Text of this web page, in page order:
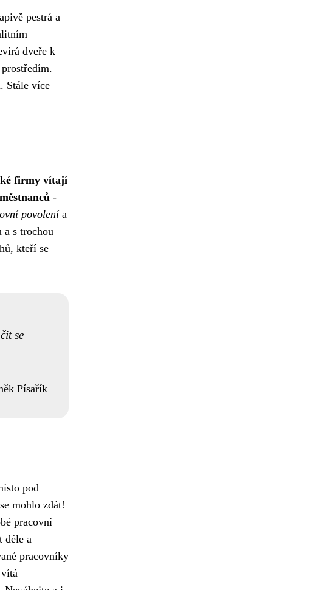
pestrá a
dveře k
Stále více
firmy vítají
-
povolenía
a s trochou
kteří se
se
Písařík
pod
mohlo zdát!
pracovní
déle a
pracovníky